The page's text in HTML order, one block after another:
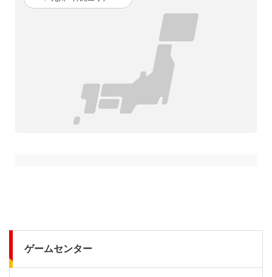
ゲームセンター